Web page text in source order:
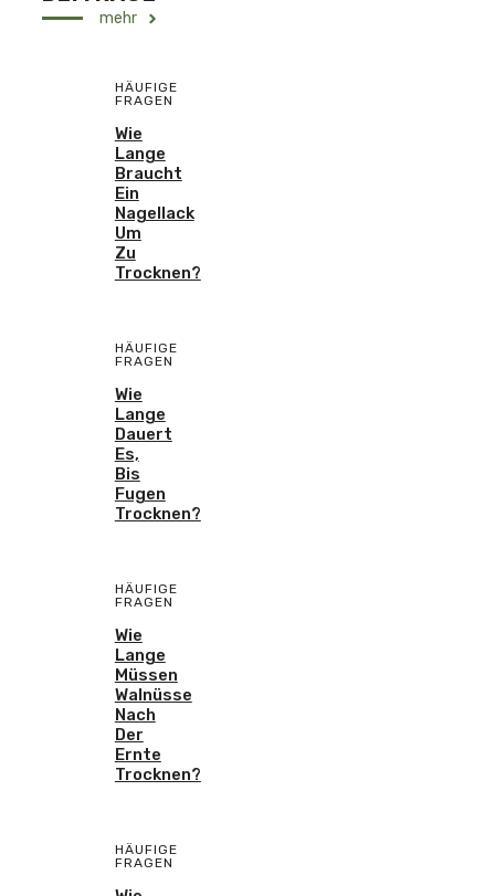
mehr
HÄUFIGE
FRAGEN
Wie
Lange
Braucht
Ein
Nagellack
Um
Zu
Trocknen?
HÄUFIGE
FRAGEN
Wie
Lange
Dauert
Es,
Bis
Fugen
Trocknen?
HÄUFIGE
FRAGEN
Wie
Lange
Müssen
Walnüsse
Nach
Der
Ernte
Trocknen?
HÄUFIGE
FRAGEN